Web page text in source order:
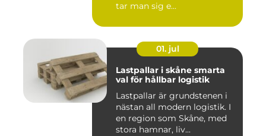
tar man sig e...
01. jul
Lastpallar i skåne smarta
val för hållbar logistik
Lastpallar är grundstenen i
nästan all modern logistik. I
en region som Skåne, med
stora hamnar, liv...